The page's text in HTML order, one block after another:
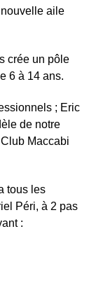
nouvelle aile
crée un pôle
6 à 14 ans.
; Eric
de notre
Maccabi
tous les
Péri, à 2 pas
: